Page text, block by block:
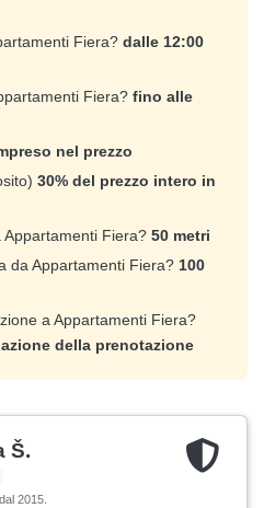
Fiera? dalle 12:00
Fiera? fino alle
nel prezzo
30% del prezzo intero in
Fiera? 50 metri
da Appartamenti Fiera? 100
a Appartamenti Fiera?
della prenotazione
Š.
2015.